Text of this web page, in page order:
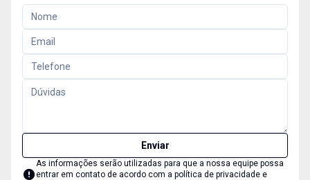
Enviar
As informações serão utilizadas para que a nossa equipe possa
entrar em contato de acordo com a política de privacidade e